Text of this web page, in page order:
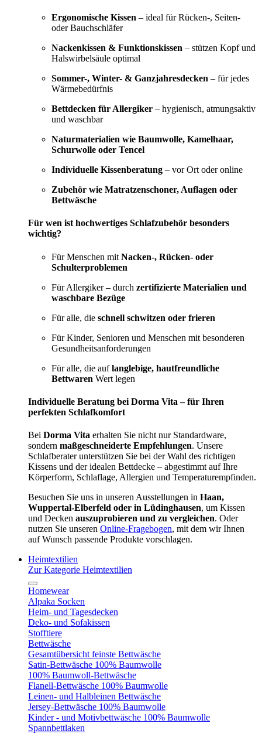
Ergonomische Kissen – ideal für Rücken-, Seiten-
oder Bauchschläfer
Nackenkissen & Funktionskissen – stützen Kopf und
Halswirbelsäule optimal
Sommer-, Winter- & Ganzjahresdecken – für jedes
Wärmebedürfnis
Bettdecken für Allergiker – hygienisch, atmungsaktiv
und waschbar
Naturmaterialien wie Baumwolle, Kamelhaar,
Schurwolle oder Tencel
Individuelle Kissenberatung – vor Ort oder online
Zubehör wie Matratzenschoner, Auflagen oder
Bettwäsche
Für wen ist hochwertiges Schlafzubehör besonders
wichtig?
Für Menschen mit Nacken-, Rücken- oder
Schulterproblemen
Für Allergiker – durch zertifizierte Materialien und
waschbare Bezüge
Für alle, die schnell schwitzen oder frieren
Für Kinder, Senioren und Menschen mit besonderen
Gesundheitsanforderungen
Für alle, die auflanglebige, hautfreundliche
Bettwaren Wert legen
Individuelle Beratung bei Dorma Vita – für Ihren
perfekten Schlafkomfort
Bei Dorma Vita erhalten Sie nicht nur Standardware,
sondern maßgeschneiderte Empfehlungen. Unsere
Schlafberater unterstützen Sie bei der Wahl des richtigen
Kissens und der idealen Bettdecke – abgestimmt auf Ihre
Körperform, Schlaflage, Allergien und Temperaturempfinden.
Besuchen Sie uns in unseren Ausstellungen in Haan,
Wuppertal-Elberfeld oder in Lüdinghausen, um Kissen
und Decken auszuprobieren und zu vergleichen. Oder
nutzen Sie unseren Online-Fragebogen, mit dem wir Ihnen
auf Wunsch passende Produkte vorschlagen.
Heimtextilien
Zur Kategorie Heimtextilien
Homewear
Alpaka Socken
Heim- und Tagesdecken
Deko- und Sofakissen
Stofftiere
Bettwäsche
Gesamtübersicht feinste Bettwäsche
Satin-Bettwäsche 100% Baumwolle
100% Baumwoll-Bettwäsche
Flanell-Bettwäsche 100% Baumwolle
Leinen- und Halbleinen Bettwäsche
Jersey-Bettwäsche 100% Baumwolle
Kinder - und Motivbettwäsche 100% Baumwolle
Spannbettlaken